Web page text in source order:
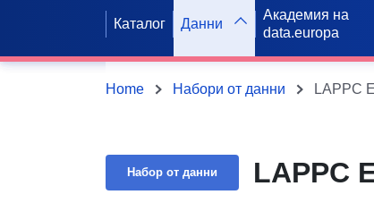
Каталог Данни
Академия на
data.europa
Home Набори от данни LAPPC
Набор от данни LAPPC